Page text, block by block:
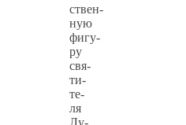
ствен­
ную
фигу­
ру
cвя­
ти­
те­
ля